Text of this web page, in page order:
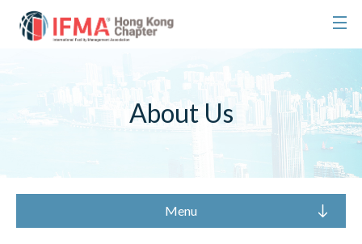
About Us
Menu